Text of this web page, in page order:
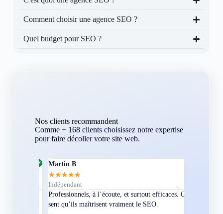
Comment choisir une agence SEO ?
Quel budget pour SEO ?
Nos clients recommandent
Comme + 168 clients choisissez notre expertise
pour faire décoller votre site web.
Martin B
★★★★
Indépendant
Professionnels, à l’écoute, et surtout efficaces. On
sent qu’ils maîtrisent vraiment le SEO.